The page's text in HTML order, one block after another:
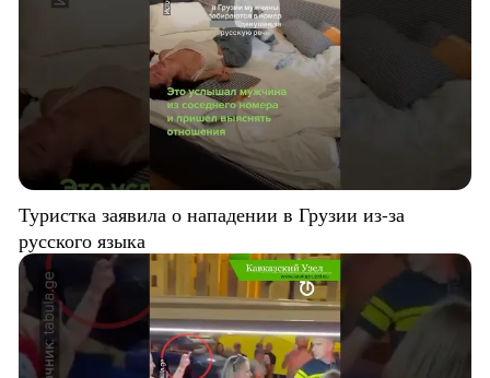
Туристка заявила о нападении в Грузии из-за
русского языка